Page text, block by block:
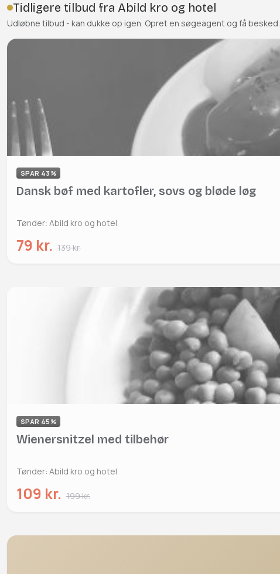
Tidligere tilbud fra Abild kro og hotel
Udløbne tilbud - kan dukke op igen. Opret en søgeagent og få besked.
SPAR 43%
Dansk bøf med kartofler, sovs og bløde løg
Tønder: Abild kro og hotel
79 kr. 139 kr.
SPAR 45%
Wienersnitzel med tilbehør
Tønder: Abild kro og hotel
109 kr. 199 kr.